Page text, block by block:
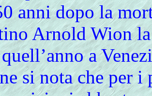
anni dopo la
Arnold Wion
a
si nota che per